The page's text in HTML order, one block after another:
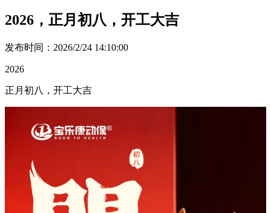
2026，正月初八，开工大吉
发布时间：2026/2/24 14:10:00
2026
正月初八，开工大吉